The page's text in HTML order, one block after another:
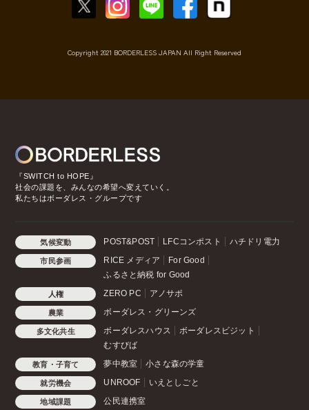
Copyright 2021 BORDERLESS JAPAN All Right Reserved
『SWITCH to HOPE』
社会の課題を、みんなの希望へ変えていく。
私たちはボーダレス・グループです
気候変動 POST&POST LFCコンポスト ハチドリ電力
市民参画 RICE メディア
For Good
ふるさと納税 for Good
人権 ZERO PC アノサポ
農業 ボーダレス・グリーンズ
多文化共生 ボーダレスハウス
ボーダレスビジット
むすびば
教育・子育て 夢中教室 小さな森の学童
就労機会 UNROOF いえとしごと
地域課題 公民連携室